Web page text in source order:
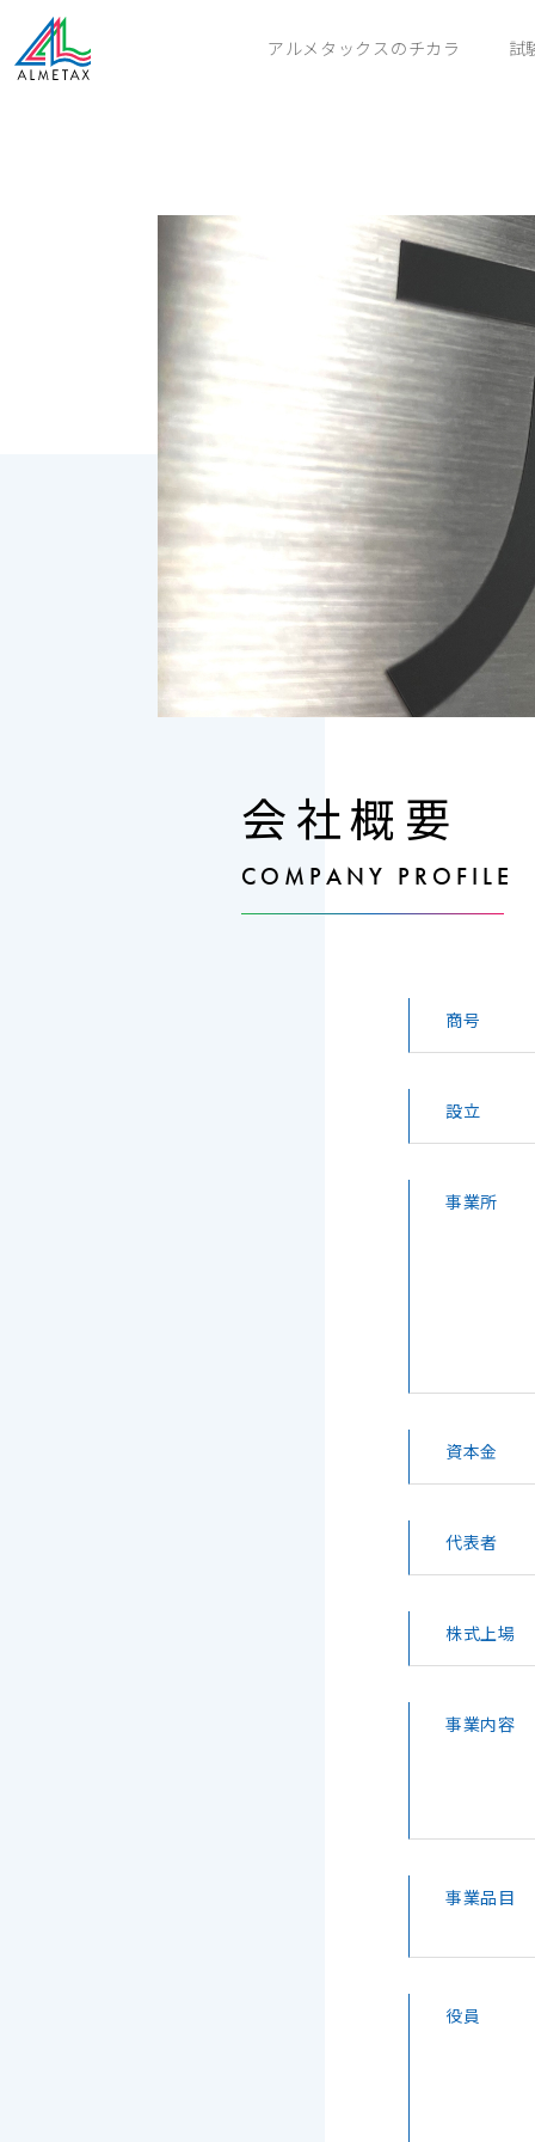
アルメタックスのチカラ 試
会社概要
COMPANY PROFILE
商号
設立
事業所
資本金
代表者
株式上場
事業内容
事業品目
役員